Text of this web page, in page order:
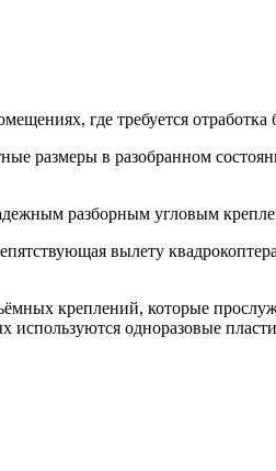
где требуется
размеры в разобранном
разборным угловым
вылету
креплений, которые
одноразовые